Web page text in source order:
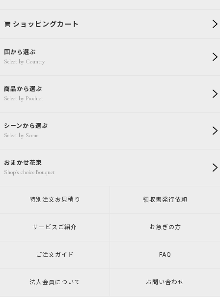
国から選ぶ
Select by Country
商品から選ぶ
Select by Product
シーンから選ぶ
Select by Scene
おまかせ花束
Shop's choice Bouquet
ショッピングカート
特別注文 お見積り 領収書発行依頼
サービスご紹介 お急ぎの方
ご注文ガイド FAQ
法人会員について お問い合わせ